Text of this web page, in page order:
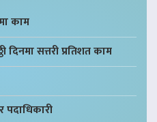
काम
सत्तरी प्रतिशत काम
पदाधिकारी